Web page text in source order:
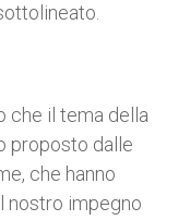
che il tema della
proposto dalle
che hanno
nostro impegno